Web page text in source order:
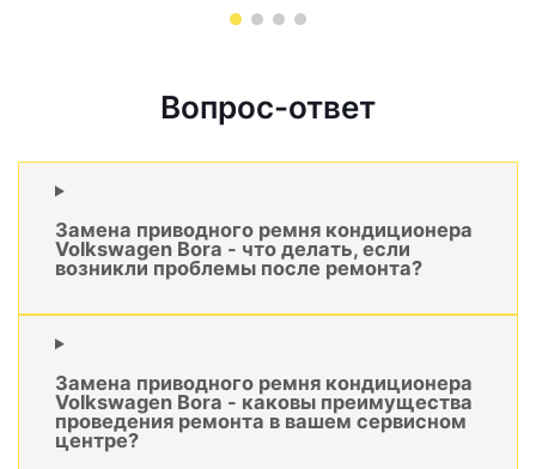
Вопрос-ответ
Замена приводного ремня кондиционера
Volkswagen Bora - что делать, если
возникли проблемы после ремонта?
Замена приводного ремня кондиционера
Volkswagen Bora - каковы преимущества
проведения ремонта в вашем сервисном
центре?